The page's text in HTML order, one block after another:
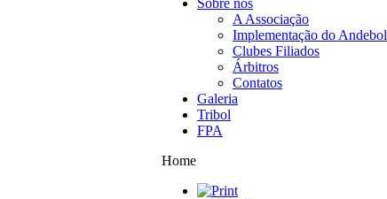
A Associação
Implementação do Andebol
Clubes Filiados
Árbitros
Contatos
Galeria
Tribol
FPA
Home